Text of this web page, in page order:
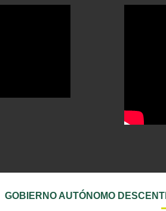
GOBIERNO AUTÓNOMO